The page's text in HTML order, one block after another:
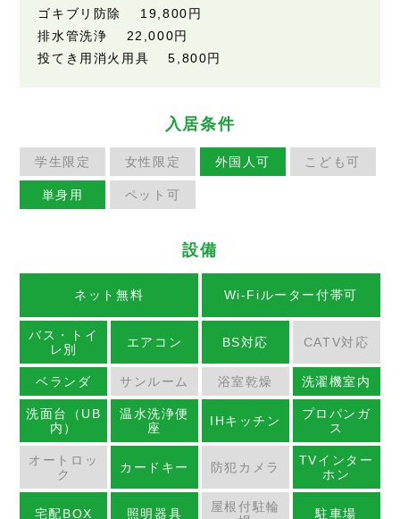
ゴキブリ防除 19,800円
排水管洗浄 22,000円
投てき用消火用具 5,800円
入居条件
学生限定 女性限定 外国人可 こども可
単身用 ペット可
設備
ネット無料 Wi-Fiルーター付帯可
バス・トイ
レ別
エアコン BS対応 CATV対応
ベランダ サンルーム 浴室乾燥 洗濯機室内
洗面台（UB
内）
温水洗浄便
座
IHキッチン
プロパンガ
ス
オートロッ
ク
カードキー 防犯カメラ
TVインター
ホン
宅配BOX 照明器具
屋根付駐輪
駐車場